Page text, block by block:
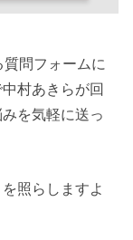
問フォームに
村あきらが回
を気軽に送っ
照らしますよ